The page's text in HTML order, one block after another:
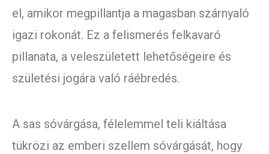
el, amikor megpillantja a magasban szárnyaló
igazi rokonát. Ez a felismerés felkavaró
pillanata, a veleszületett lehetőségeire és
születési jogára való ráébredés.
A sas sóvárgása, félelemmel teli kiáltása
tükrözi az emberi szellem sóvárgását, hogy